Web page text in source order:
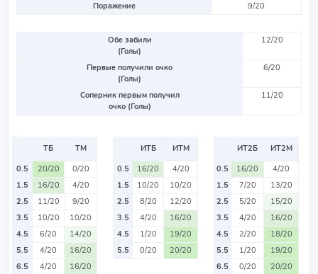
Поражение
9/20
Обе забили
(Голы)
12/20
Первые получили очко
(Голы)
6/20
Соперник первым получил
очко (Голы)
11/20
ТБ
ТМ
0.5
20/20
0/20
1.5
16/20
4/20
2.5
11/20
9/20
3.5
10/20
10/20
4.5
6/20
14/20
5.5
4/20
16/20
6.5
4/20
16/20
ИТБ
ИТМ
0.5
16/20
4/20
1.5
10/20
10/20
2.5
8/20
12/20
3.5
4/20
16/20
4.5
1/20
19/20
5.5
0/20 20/20
ИТ2Б
ИТ2М
0.5
16/20
4/20
1.5
7/20
13/20
2.5
5/20
15/20
3.5
4/20
16/20
4.5
2/20
18/20
5.5
1/20
19/20
6.5
0/20 20/20